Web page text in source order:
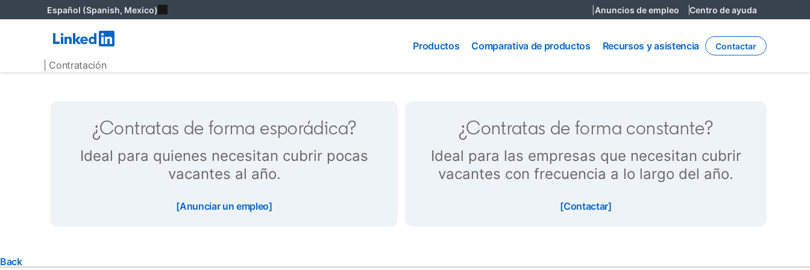
Español (Spanish, Mexico) Anuncios de empleo Centro de ayuda
| Contratación
Productos
Productos
de
Comparativa de productos
y
Recursos y asistencia Contactar
¿Contratas de forma esporádica?
Ideal para quienes necesitan cubrir pocas
vacantes al año.
opens in a new tab
[Anunciar un empleo]
¿Contratas de forma constante?
Ideal para las empresas que necesitan cubrir
vacantes con frecuencia a lo largo del año.
[Contactar]
Back